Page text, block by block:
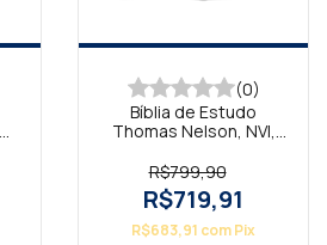
(0)
Bíblia de Estudo
Thomas Nelson, NVI,
Legítimo Preta
R$799,90
R$719,91
R$683,91 comPix